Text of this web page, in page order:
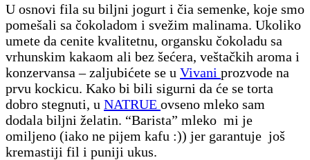
U osnovi fila su biljni jogurt i čia semenke, koje smo
pomešali sa čokoladom i svežim malinama. Ukoliko
umete da cenite kvalitetnu, organsku čokoladu sa
vrhunskim kakaom ali bez šećera, veštačkih aroma i
konzervansa – zaljubićete se u Vivani prozvode na
prvu kockicu. Kako bi bili sigurni da će se torta
dobro stegnuti, u NATRUE ovseno mleko sam
dodala biljni želatin. “Barista” mleko mi je
omiljeno (iako ne pijem kafu :)) jer garantuje još
kremastiji fil i puniji ukus.